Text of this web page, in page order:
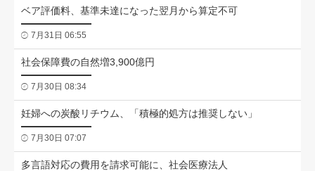
ベア評価料、基準未達になった翌月から算定不可
7月31日 06:55
社会保障費の自然増3,900億円
7月30日 08:34
妊婦への炭酸リチウム、「積極的処方は推奨しない」
7月30日 07:07
多言語対応の費用を請求可能に、社会医療法人